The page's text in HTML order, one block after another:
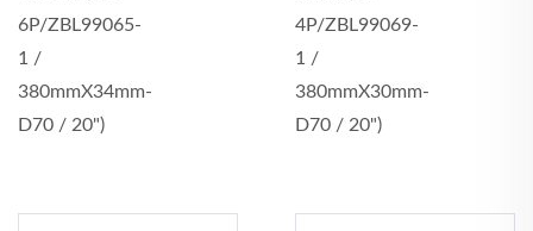
6P/ZBL99065-
1 /
380mmX34mm-
D70 / 20")
4P/ZBL99069-
1 /
380mmX30mm-
D70 / 20")